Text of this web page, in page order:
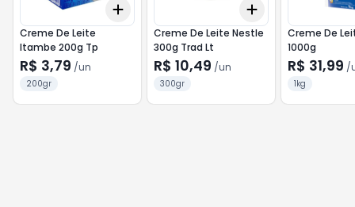
Add
Creme De Leite
Itambe 200g Tp
R$ 3,79 /un
200gr
10
Add
Creme De Leite Nestle
300g Trad Lt
R$ 10,49 /un
300gr
Creme De
1000g
R$ 31,99 /
1kg